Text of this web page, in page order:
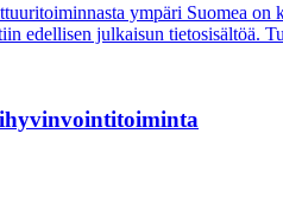
ympäri Suomea
edellisen julkaisun tietosisältöä.